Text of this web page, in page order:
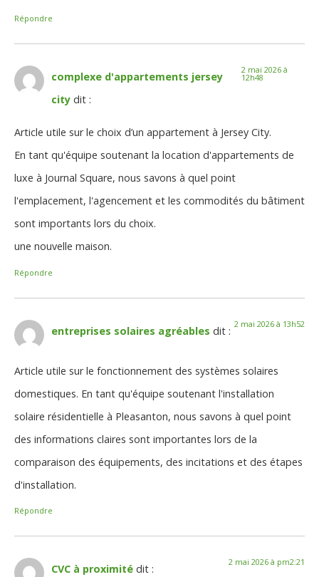
Répondre
complexe d'appartements jersey
city dit :
2 mai 2026 à
12h48
Article utile sur le choix d’un appartement à Jersey City.
En tant qu'équipe soutenant la location d'appartements de
luxe à Journal Square, nous savons à quel point
l'emplacement, l'agencement et les commodités du bâtiment
sont importants lors du choix.
une nouvelle maison.
Répondre
entreprises solaires agréables dit :
2 mai 2026 à 13h52
Article utile sur le fonctionnement des systèmes solaires
domestiques. En tant qu'équipe soutenant l'installation
solaire résidentielle à Pleasanton, nous savons à quel point
des informations claires sont importantes lors de la
comparaison des équipements, des incitations et des étapes
d'installation.
Répondre
CVC à proximité dit :
2 mai 2026 à pm2:21